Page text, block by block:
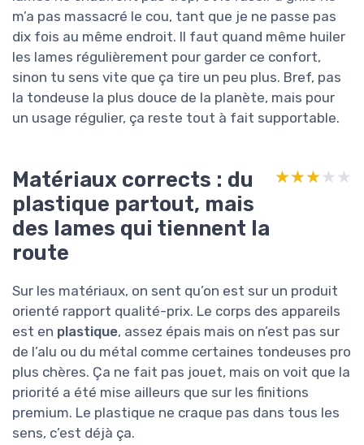
m’a pas massacré le cou, tant que je ne passe pas
dix fois au même endroit. Il faut quand même huiler
les lames régulièrement pour garder ce confort,
sinon tu sens vite que ça tire un peu plus. Bref, pas
la tondeuse la plus douce de la planète, mais pour
un usage régulier, ça reste tout à fait supportable.
Matériaux corrects : du
plastique partout, mais
des lames qui tiennent la
route
★★★★★
★★★★★
Sur les matériaux, on sent qu’on est sur un produit
orienté rapport qualité-prix. Le corps des appareils
est en plastique, assez épais mais on n’est pas sur
de l’alu ou du métal comme certaines tondeuses pro
plus chères. Ça ne fait pas jouet, mais on voit que la
priorité a été mise ailleurs que sur les finitions
premium. Le plastique ne craque pas dans tous les
sens, c’est déjà ça.